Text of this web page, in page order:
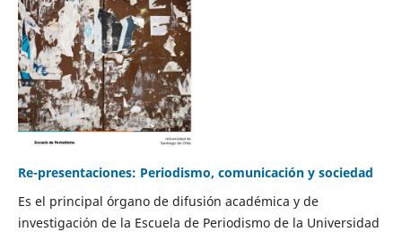
Re-presentaciones: Periodismo, comunicación y sociedad
Es el principal órgano de difusión académica y de
investigación de la Escuela de Periodismo de la Universidad